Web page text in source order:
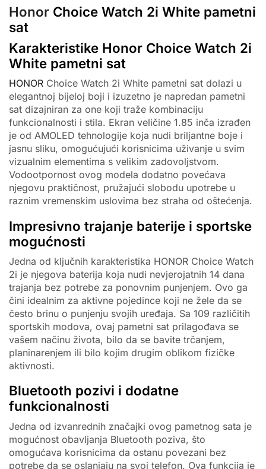
Honor Choice Watch 2i White pametni
sat
Karakteristike Honor Choice Watch 2i
White pametni sat
HONOR Choice Watch 2i White pametni sat dolazi u
elegantnoj bijeloj boji i izuzetno je napredan pametni
sat dizajniran za one koji traže kombinaciju
funkcionalnosti i stila. Ekran veličine 1.85 inča izrađen
je od AMOLED tehnologije koja nudi briljantne boje i
jasnu sliku, omogućujući korisnicima uživanje u svim
vizualnim elementima s velikim zadovoljstvom.
Vodootpornost ovog modela dodatno povećava
njegovu praktičnost, pružajući slobodu upotrebe u
raznim vremenskim uslovima bez straha od oštećenja.
Impresivno trajanje baterije i sportske
mogućnosti
Jedna od ključnih karakteristika HONOR Choice Watch
2i je njegova baterija koja nudi nevjerojatnih 14 dana
trajanja bez potrebe za ponovnim punjenjem. Ovo ga
čini idealnim za aktivne pojedince koji ne žele da se
često brinu o punjenju svojih uređaja. Sa 109 različitih
sportskih modova, ovaj pametni sat prilagođava se
vašem načinu života, bilo da se bavite trčanjem,
planinarenjem ili bilo kojim drugim oblikom fizičke
aktivnosti.
Bluetooth pozivi i dodatne
funkcionalnosti
Jedna od izvanrednih značajki ovog pametnog sata je
mogućnost obavljanja Bluetooth poziva, što
omogućava korisnicima da ostanu povezani bez
potrebe da se oslanjaju na svoj telefon. Ova funkcija je